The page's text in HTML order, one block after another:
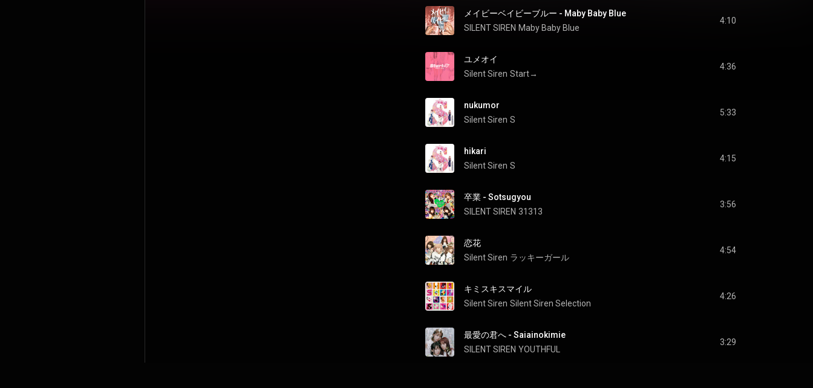
メイビーベイビーブルー - Maby Baby Blue
SILENT SIREN Maby Baby Blue
4:10
ユメオイ
Silent Siren Start→
4:36
nukumor
Silent Siren S
5:33
hikari
Silent Siren S
4:15
卒業 - Sotsugyou
SILENT SIREN 31313
3:56
恋花
Silent Siren ラッキーガール
4:54
キミスキスマイル
Silent Siren Silent Siren Selection
4:26
最愛の君へ - Saiainokimie
SILENT SIREN YOUTHFUL
3:29